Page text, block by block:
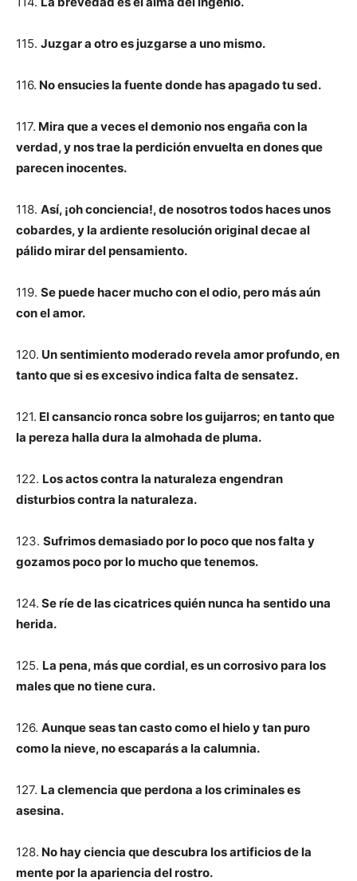
115. Juzgar a otro es juzgarse a uno mismo.
116. No ensucies la fuente donde has apagado tu sed.
117. Mira que a veces el demonio nos engaña con la
verdad, y nos trae la perdición envuelta en dones que
parecen inocentes.
118. Así, ¡oh conciencia!, de nosotros todos haces unos
cobardes, y la ardiente resolución original decae al
pálido mirar del pensamiento.
119. Se puede hacer mucho con el odio, pero más aún
con el amor.
120. Un sentimiento moderado revela amor profundo, en
tanto que si es excesivo indica falta de sensatez.
121. El cansancio ronca sobre los guijarros; en tanto que
la pereza halla dura la almohada de pluma.
122. Los actos contra la naturaleza engendran
disturbios contra la naturaleza.
123. Sufrimos demasiado por lo poco que nos falta y
gozamos poco por lo mucho que tenemos.
124. Se ríe de las cicatrices quién nunca ha sentido una
herida.
125. La pena, más que cordial, es un corrosivo para los
males que no tiene cura.
126. Aunque seas tan casto como el hielo y tan puro
como la nieve, no escaparás a la calumnia.
127. La clemencia que perdona a los criminales es
asesina.
128. No hay ciencia que descubra los artificios de la
mente por la apariencia del rostro.